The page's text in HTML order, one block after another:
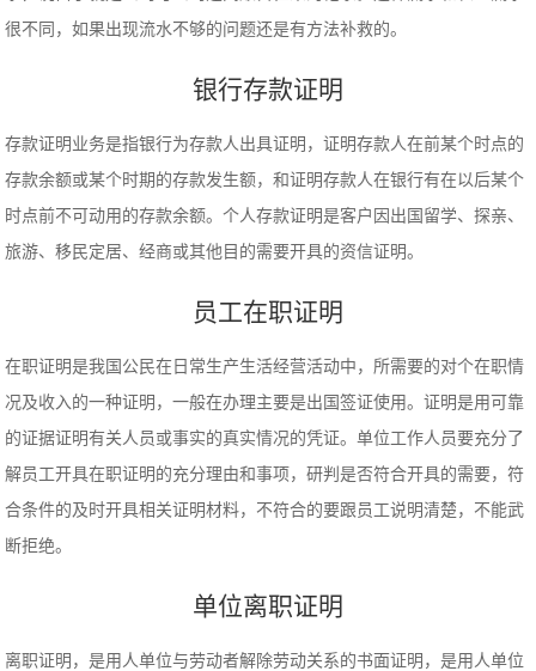
很不同，如果出现流水不够的问题还是有方法补救的。
银行存款证明
存款证明业务是指银行为存款人出具证明，证明存款人在前某个时点的
存款余额或某个时期的存款发生额，和证明存款人在银行有在以后某个
时点前不可动用的存款余额。个人存款证明是客户因出国留学、探亲、
旅游、移民定居、经商或其他目的需要开具的资信证明。
员工在职证明
在职证明是我国公民在日常生产生活经营活动中，所需要的对个在职情
况及收入的一种证明，一般在办理主要是出国签证使用。证明是用可靠
的证据证明有关人员或事实的真实情况的凭证。单位工作人员要充分了
解员工开具在职证明的充分理由和事项，研判是否符合开具的需要，符
合条件的及时开具相关证明材料，不符合的要跟员工说明清楚，不能武
断拒绝。
单位离职证明
离职证明，是用人单位与劳动者解除劳动关系的书面证明，是用人单位